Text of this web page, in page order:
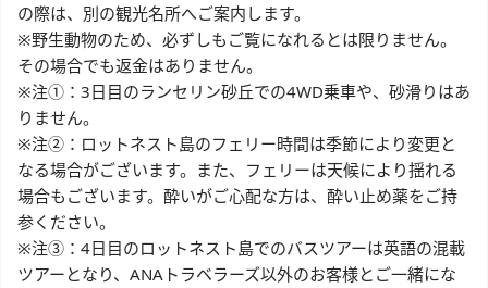
の際は、別の観光名所へご案内します。
※野生動物のため、必ずしもご覧になれるとは限りません。
その場合でも返金はありません。
※注①：3日目のランセリン砂丘での4WD乗車や、砂滑りはあ
りません。
※注②：ロットネスト島のフェリー時間は季節により変更と
なる場合がございます。また、フェリーは天候により揺れる
場合もございます。酔いがご心配な方は、酔い止め薬をご持
参ください。
※注③：4日目のロットネスト島でのバスツアーは英語の混載
ツアーとなり、ANAトラベラーズ以外のお客様とご一緒にな